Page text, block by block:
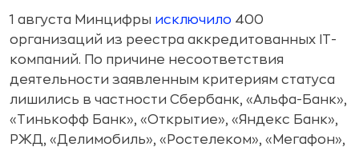
1 августа Минцифры исключило 400
организаций из реестра аккредитованных IT-
компаний. По причине несоответствия
деятельности заявленным критериям статуса
лишились в частности Сбербанк, «Альфа-Банк»,
«Тинькофф Банк», «Открытие», «Яндекс Банк»,
РЖД, «Делимобиль», «Ростелеком», «Мегафон»,